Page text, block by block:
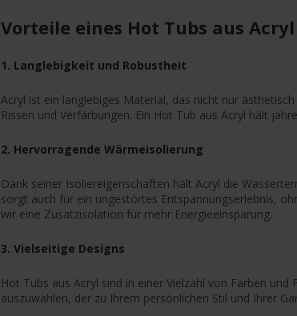
Vorteile eines Hot Tubs aus Acryl
1. Langlebigkeit und Robustheit
Acryl ist ein langlebiges Material, das nicht nur
Rissen und Verfärbungen. Ein Hot Tub aus Acryl hält
2. Hervorragende Wärmeisolierung
Dank seiner Isoliereigenschaften hält Acryl die
sorgt auch für ein ungestörtes Entspannungserlebnis,
wir eine Zusatzisolation für mehr Energieeinsparung.
3. Vielseitige Designs
Hot Tubs aus Acryl sind in einer Vielzahl von Farben
auszuwählen, der zu Ihrem persönlichen Stil und Ihrer